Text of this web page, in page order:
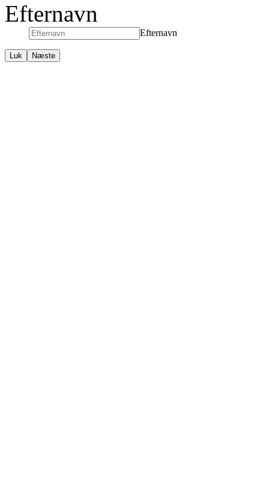
Efternavn
Efternavn
Luk Næste